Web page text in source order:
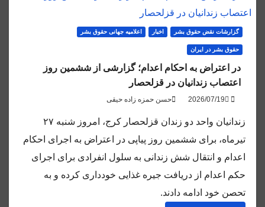
گزارشات نقض حقوق بشر اخبار اعلاميه جهانی حقوق بشر
حقوق بشر در ایران
در اعتراض به احکام اعدام‌؛ گزارشی از ششمین روز
اعتصاب زندانیان در قزلحصار
حسن حمزه زاده حیقی
زندانیان واحد دو زندان قزلحصار کرج، امروز شنبه ۲۷
تیرماه، برای ششمین روز پیاپی در اعتراض به اجرای احکام
اعدام و انتقال شش زندانی به سلول انفرادی برای اجرای
حکم اعدام از دریافت جیره غذایی خودداری کرده و به
تحصن خود ادامه دادند.